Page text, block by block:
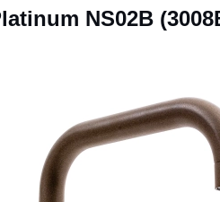
NS02B